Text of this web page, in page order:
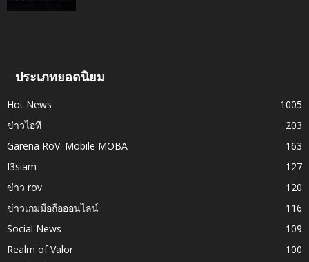
ประเภทยอดนิยม
Hot News
1005
ข่าวไอที
203
Garena RoV: Mobile MOBA
163
I3siam
127
ข่าว rov
120
ข่าวเกมมือถือออนไลน์
116
Social News
109
Realm of Valor
100